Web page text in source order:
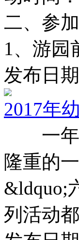
二、参
1、游
发布日
2017年
一年
隆重的
&ldquo;
列活动